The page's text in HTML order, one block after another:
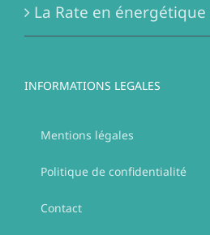
La Rate en
INFORMATIONS LEGALES
Mentions légales
Politique de confidentialité
Contact